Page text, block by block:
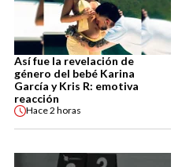
Así fue la revelación de
género del bebé Karina
García y Kris R: emotiva
reacción
Hace2 horas